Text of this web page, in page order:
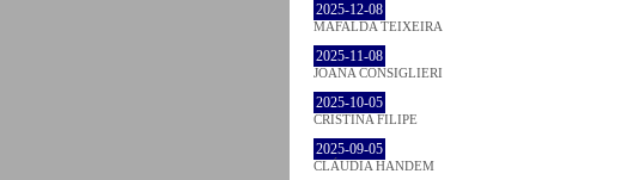
2025-12-08
MAFALDA TEIXEIRA
2025-11-08
JOANA CONSIGLIERI
2025-10-05
CRISTINA FILIPE
2025-09-05
CLÁUDIA HANDEM